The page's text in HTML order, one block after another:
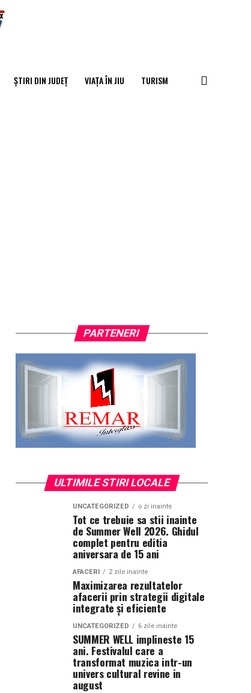
ȘTIRI DIN JUDEȚ VIAȚA ÎN JIU TURISM
PARTENERI
ULTIMILE STIRI LOCALE
UNCATEGORIZED o zi inainte
Tot ce trebuie sa stii inainte
de Summer Well 2026. Ghidul
complet pentru editia
aniversara de 15 ani
AFACERI 2 zile inainte
Maximizarea rezultatelor
afacerii prin strategii digitale
integrate și eficiente
UNCATEGORIZED 6 zile inainte
SUMMER WELL implineste 15
ani. Festivalul care a
transformat muzica intr-un
univers cultural revine in
august